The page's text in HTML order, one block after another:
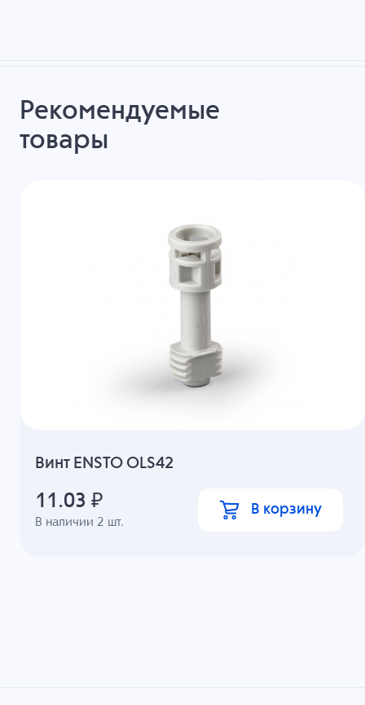
Рекомендуемые
товары
Винт ENSTO OLS42
В наличии 2 шт.
11.03 ₽ В корзину